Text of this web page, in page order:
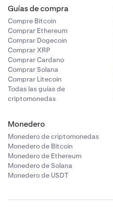
Guías de compra
Compre Bitcoin
Comprar Ethereum
Comprar Dogecoin
Comprar XRP
Comprar Cardano
Comprar Solana
Comprar Litecoin
Todas las guías de
criptomonedas
Monedero
Monedero de criptomonedas
Monedero de Bitcoin
Monedero de Ethereum
Monedero de Solana
Monedero de USDT